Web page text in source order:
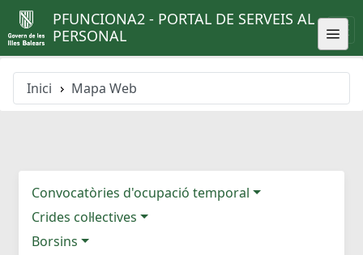
PFUNCIONA2 - PORTAL DE SERVEIS AL
PERSONAL
Inici Mapa Web
Convocatòries d'ocupació temporal
Crides col·lectives
Borsins